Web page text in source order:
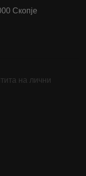
Скопје
на лични